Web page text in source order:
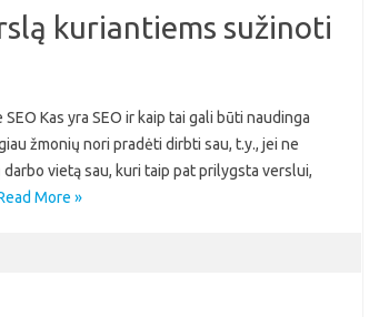
kuriantiems sužinoti
Kas yra SEO ir kaip tai gali būti naudinga
žmonių nori pradėti dirbti sau, t.y., jei ne
vietą sau, kuri taip pat prilygsta verslui,
More »